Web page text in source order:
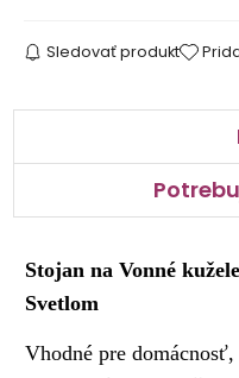
Sledovať produkt
Stojan na Vonné
Svetlom
Vhodné pre